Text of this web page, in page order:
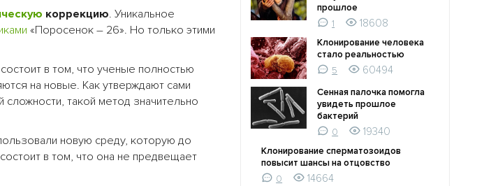
коррекцию. Уникальное
«Поросенок – 26». Но только этими
в том, что ученые полностью
на новые. Как утверждают сами
такой метод значительно
новую среду, которую до
в том, что она не предвещает
прошлое
1
18608
Клонирование человека
стало реальностью
5
60494
Сенная палочка помогла
увидеть прошлое
бактерий
0
19340
Клонирование сперматозоидов
повысит шансы на отцовство
0
14664